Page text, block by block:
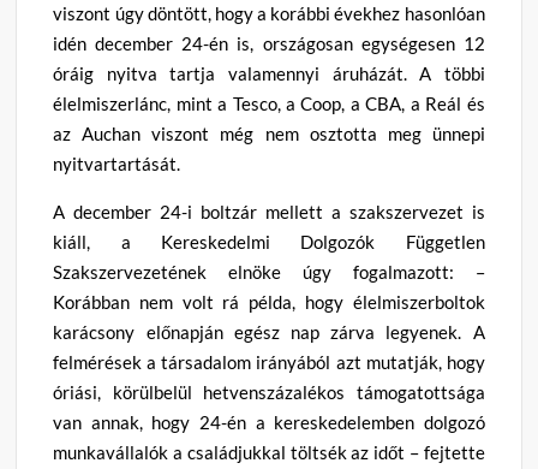
viszont úgy döntött, hogy a korábbi évekhez hasonlóan
idén december 24-én is, országosan egységesen 12
óráig nyitva tartja valamennyi áruházát. A többi
élelmiszerlánc, mint a Tesco, a Coop, a CBA, a Reál és
az Auchan viszont még nem osztotta meg ünnepi
nyitvartartását.
A december 24-i boltzár mellett a szakszervezet is
kiáll, a Kereskedelmi Dolgozók Független
Szakszervezetének elnöke úgy fogalmazott: –
Korábban nem volt rá példa, hogy élelmiszerboltok
karácsony előnapján egész nap zárva legyenek. A
felmérések a társadalom irányából azt mutatják, hogy
óriási, körülbelül hetvenszázalékos támogatottsága
van annak, hogy 24-én a kereskedelemben dolgozó
munkavállalók a családjukkal töltsék az időt – fejtette